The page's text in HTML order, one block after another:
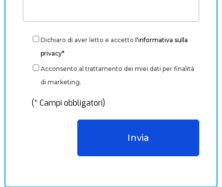
Dichiaro di aver letto e accetto l'informativa sulla
privacy*
Acconsento al trattamento dei miei dati per finalità
di marketing.
(* Campi obbligatori)